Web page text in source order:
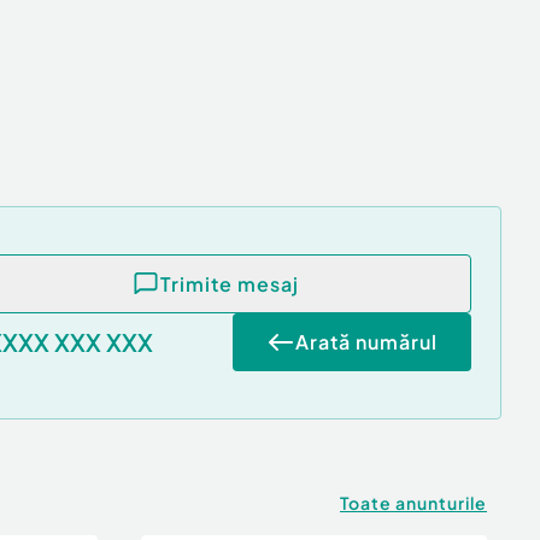
Trimite mesaj
XXX XXX Arată numărul
Toate anunturile